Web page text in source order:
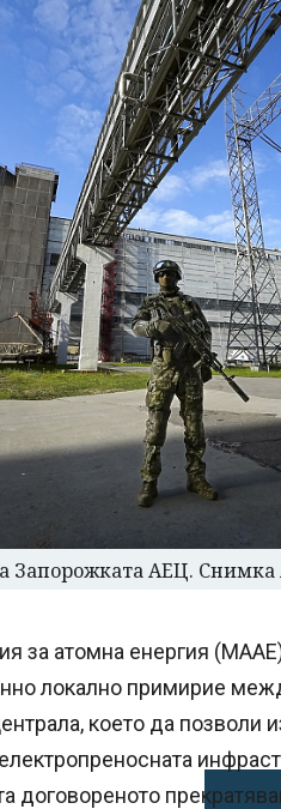
Запорожката АЕЦ.
за атомна енергия
локално примирие
което да позволи
договореното